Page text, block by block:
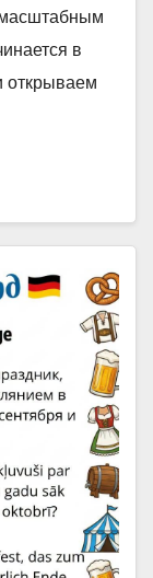
масштабным
в
открываем